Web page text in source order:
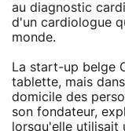
au diagnostic
d'un cardiologue
monde.
La start-up belge
tablette, mais
domicile des
son fondateur,
lorsqu'elle utilisait